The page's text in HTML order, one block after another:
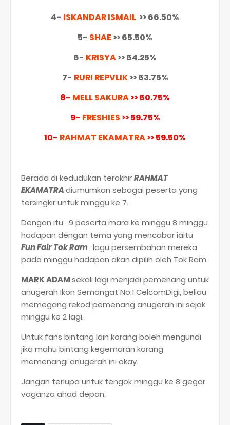
4- ISKANDAR ISMAIL >> 66.50%
5- SHAE>> 65.50%
6- KRISYA>> 64.25%
7- RURI REPVLIK>> 63.75%
8- MELL SAKURA>> 60.75%
9- FRESHIES>> 59.75%
10- RAHMAT EKAMATRA>> 59.50%
Berada di kedudukan terakhirRAHMAT
EKAMATRAdiumumkan sebagai peserta yang
tersingkir untuk minggu ke 7.
Dengan itu , 9 peserta mara ke minggu 8 minggu
hadapan dengan tema yang mencabar iaitu
Fun Fair Tok Ram, lagu persembahan mereka
pada minggu hadapan akan dipilih oleh Tok Ram.
MARK ADAMsekali lagi menjadi pemenang untuk
anugerah Ikon Semangat No.1 CelcomDigi, beliau
memegang rekod pemenang anugerah ini sejak
minggu ke 2 lagi.
Untuk fans bintang lain korang boleh mengundi
jika mahu bintang kegemaran korang
memenangi anugerah ini okay.
Jangan terlupa untuk tengok minggu ke 8 gegar
vaganza ahad depan.